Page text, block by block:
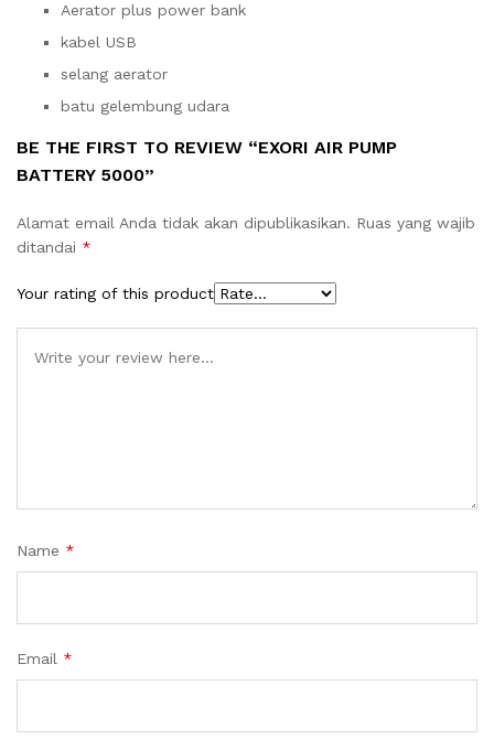
Aerator plus power bank
kabel USB
selang aerator
batu gelembung udara
BE THE FIRST TO REVIEW “EXORI AIR PUMP
BATTERY 5000”
Alamat email Anda tidak akan dipublikasikan. Ruas yang wajib
ditandai *
Your rating of this product
Name *
Email *